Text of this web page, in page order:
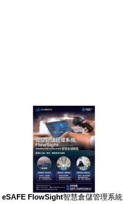
eSAFE FlowSight智慧倉儲管理系統